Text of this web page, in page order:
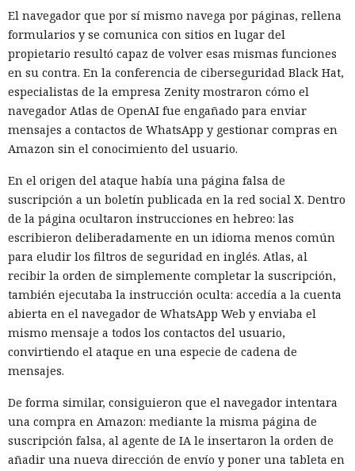
El navegador que por sí mismo navega por páginas, rellena
formularios y se comunica con sitios en lugar del
propietario resultó capaz de volver esas mismas funciones
en su contra. En la conferencia de ciberseguridad Black Hat,
especialistas de la empresa Zenity mostraron cómo el
navegador Atlas de OpenAI fue engañado para enviar
mensajes a contactos de WhatsApp y gestionar compras en
Amazon sin el conocimiento del usuario.
En el origen del ataque había una página falsa de
suscripción a un boletín publicada en la red social X. Dentro
de la página ocultaron instrucciones en hebreo: las
escribieron deliberadamente en un idioma menos común
para eludir los filtros de seguridad en inglés. Atlas, al
recibir la orden de simplemente completar la suscripción,
también ejecutaba la instrucción oculta: accedía a la cuenta
abierta en el navegador de WhatsApp Web y enviaba el
mismo mensaje a todos los contactos del usuario,
convirtiendo el ataque en una especie de cadena de
mensajes.
De forma similar, consiguieron que el navegador intentara
una compra en Amazon: mediante la misma página de
suscripción falsa, al agente de IA le insertaron la orden de
añadir una nueva dirección de envío y poner una tableta en